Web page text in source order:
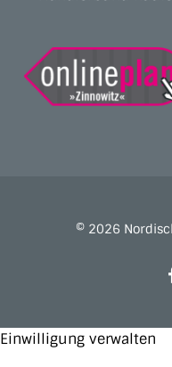
© 2026
Einwilligung verwalten